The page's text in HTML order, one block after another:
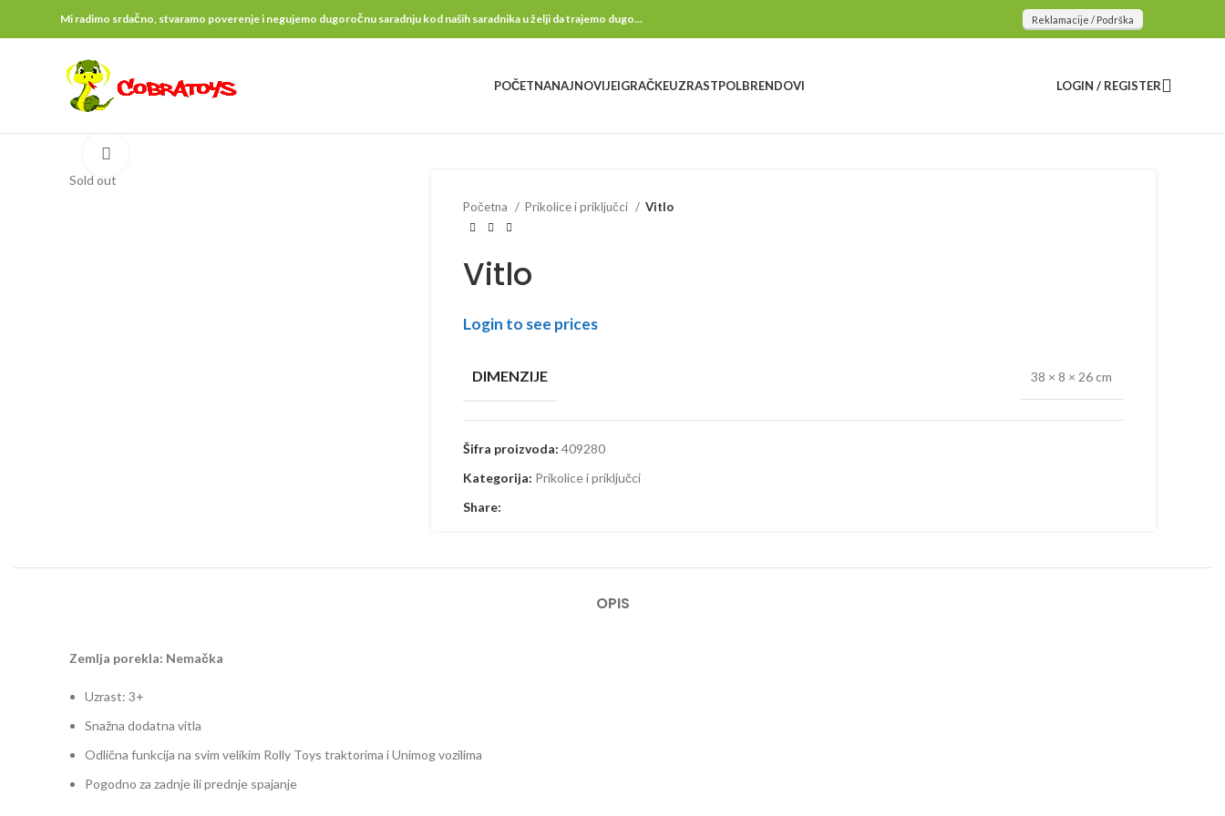
Mi radimo srdačno, stvaramo poverenje i negujemo dugoročnu saradnju kod naših saradnika u želji da trajemo dugo... Reklamacije / Podrška
POČETNANAJNOVIJEIGRAČKEUZRASTPOLBRENDOVI LOGIN / REGISTER
Sold out
Početna Prikolice i priključci Vitlo
Vitlo
Login to see prices
DIMENZIJE 38 × 8 × 26 cm
Šifra proizvoda:409280
Kategorija: Prikolice i priključci
Share:
OPIS
Zemlja porekla: Nemačka
Uzrast: 3+
Snažna dodatna vitla
Odlična funkcija na svim velikim Rolly Toys traktorima i Unimog vozilima
Pogodno za zadnje ili prednje spajanje